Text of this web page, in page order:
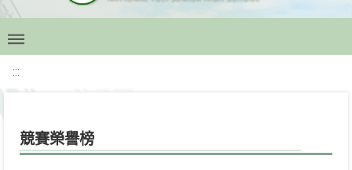
:::
競賽榮譽榜